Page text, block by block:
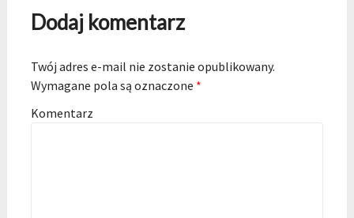
Dodaj komentarz
Twój adres e-mail nie zostanie opublikowany.
Wymagane pola są oznaczone *
Komentarz